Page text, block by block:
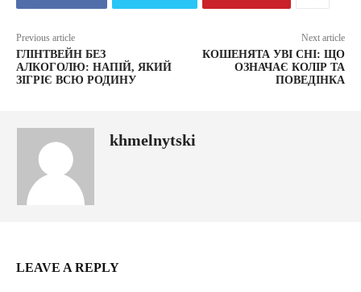
Previous article
ГЛІНТВЕЙН БЕЗ
АЛКОГОЛЮ: НАПІЙ, ЯКИЙ
ЗІГРІЄ ВСЮ РОДИНУ
Next article
КОШЕНЯТА УВІ СНІ: ЩО
ОЗНАЧАЄ КОЛІР ТА
ПОВЕДІНКА
khmelnytski
LEAVE A REPLY